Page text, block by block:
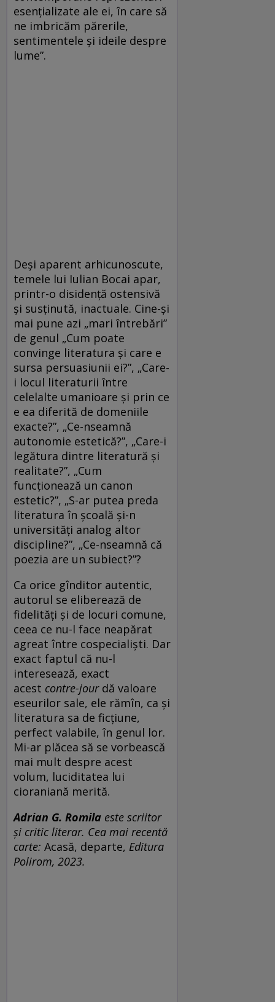
esențializate ale ei, în care să
ne imbricăm părerile,
sentimentele și ideile despre
lume”.
Deși aparent arhicunoscute,
temele lui Iulian Bocai apar,
printr-o disidență ostensivă
și susținută, inactuale. Cine-și
mai pune azi „mari întrebări”
de genul „Cum poate
convinge literatura și care e
sursa persuasiunii ei?”, „Care-
i locul literaturii între
celelalte umanioare și prin ce
e ea diferită de domeniile
exacte?”, „Ce-nseamnă
autonomie estetică?”, „Care-i
legătura dintre literatură și
realitate?”, „Cum
funcționează un canon
estetic?”, „S-ar putea preda
literatura în școală și-n
universități analog altor
discipline?”, „Ce-nseamnă că
poezia are un subiect?”?
Ca orice gînditor autentic,
autorul se eliberează de
fidelități și de locuri comune,
ceea ce nu-l face neapărat
agreat între cospecialiști. Dar
exact faptul că nu-l
interesează, exact
acest contre-jourdă valoare
eseurilor sale, ele rămîn, ca și
literatura sa de ficțiune,
perfect valabile, în genul lor.
Mi-ar plăcea să se vorbească
mai mult despre acest
volum, luciditatea lui
cioraniană merită.
Adrian G. Romila este scriitor
și critic literar. Cea mai recentă
carte: Acasă, departe, Editura
Polirom, 2023.